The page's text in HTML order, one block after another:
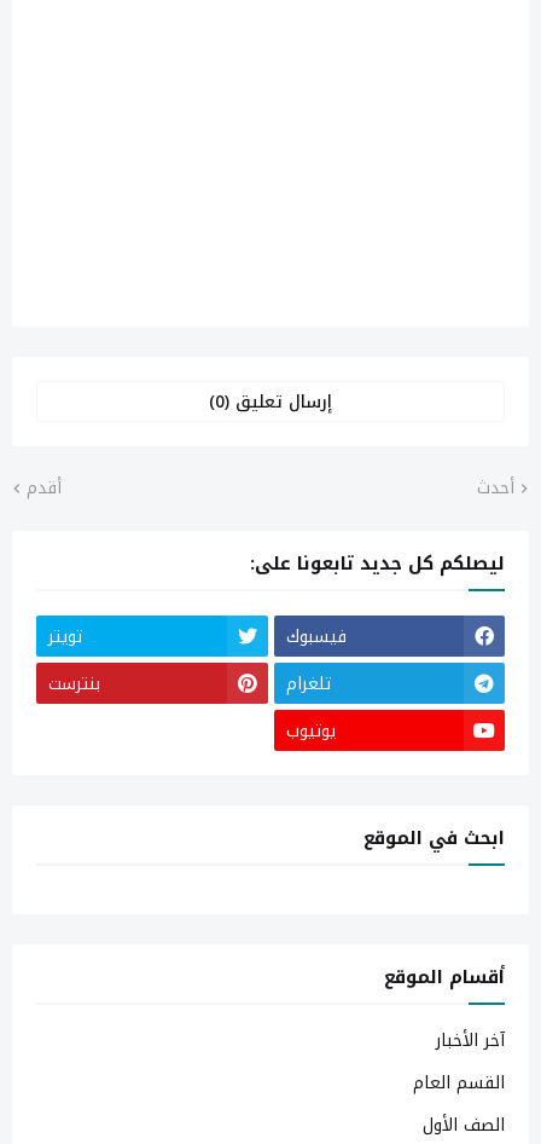
إرسال تعليق (0)
أحدث أقدم
ليصلكم كل جديد تابعونا على:
فيسبوك
تويتر
تلغرام
بنترست
يوتيوب
ابحث في الموقع
أقسام الموقع
آخر الأخبار
القسم العام
الصف الأول